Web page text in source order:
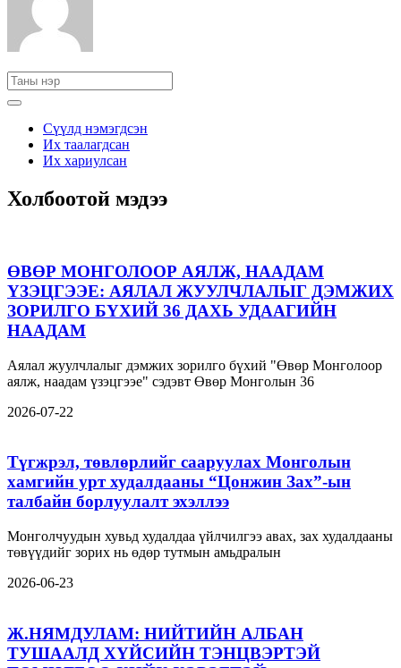
Сүүлд нэмэгдсэн
Их таалагдсан
Их хариулсан
Холбоотой мэдээ
ӨВӨР МОНГОЛООР АЯЛЖ, НААДАМ
ҮЗЭЦГЭЭЕ: АЯЛАЛ ЖУУЛЧЛАЛЫГ ДЭМЖИХ
ЗОРИЛГО БҮХИЙ 36 ДАХЬ УДААГИЙН
НААДАМ
Аялал жуулчлалыг дэмжих зорилго бүхий "Өвөр Монголоор
аялж, наадам үзэцгээе" сэдэвт Өвөр Монголын 36
2026-07-22
Түгжрэл, төвлөрлийг сааруулах Монголын
хамгийн урт худалдааны “Цонжин Зах”-ын
талбайн борлуулалт эхэллээ
Монголчуудын хувьд худалдаа үйлчилгээ авах, зах худалдааны
төвүүдийг зорих нь өдөр тутмын амьдралын
2026-06-23
Ж.НЯМДУЛАМ: НИЙТИЙН АЛБАН
ТУШААЛД ХҮЙСИЙН ТЭНЦВЭРТЭЙ